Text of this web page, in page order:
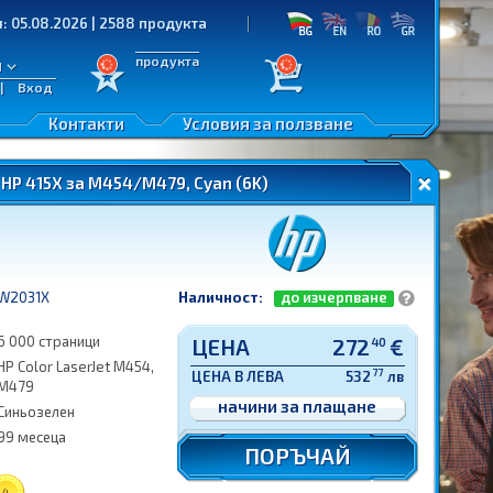
| 2588 продукта
Вход
продукта
Условия за ползване
Контакти
415X за M454/M479, Cyan (6K)
000 страници
Color LaserJet M454,
месеца
Наличност: до изчерпване
ЦЕНА 272 40 €
ЦЕНА В ЛЕВА 532 77 лв
начини за плащане
ПОРЪЧАЙ